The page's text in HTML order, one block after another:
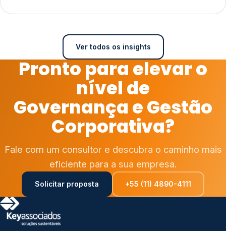
Ver todos os insights
Pronto para elevar o
nível de
Governança e Gestão
Corporativa?
Fale com um consultor e descubra o caminho mais
eficiente para a sua empresa.
Solicitar proposta +55 (11) 4890-4111